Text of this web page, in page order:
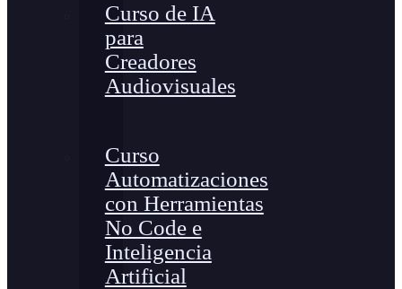
Curso de IA
para
Creadores
Audiovisuales
Curso
Automatizaciones
con Herramientas
No Code e
Inteligencia
Artificial